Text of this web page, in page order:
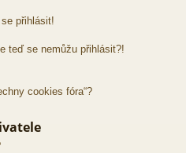
přihlásit!
teď se nemůžu přihlásit?!
cookies fóra“?